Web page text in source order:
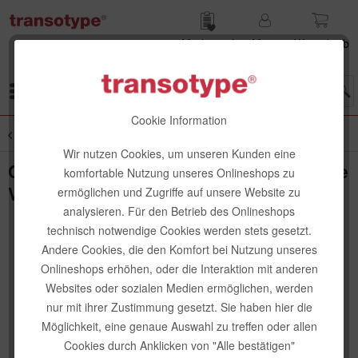
Merk­zettel
Mein
Waren­korb
Cookie Information
Wir nutzen Cookies, um unseren Kunden eine
komfortable Nutzung unseres Onlineshops zu
ermöglichen und Zugriffe auf unsere Website zu
analysieren. Für den Betrieb des Onlineshops
technisch notwendige Cookies werden stets gesetzt.
Andere Cookies, die den Komfort bei Nutzung unseres
Onlineshops erhöhen, oder die Interaktion mit anderen
Websites oder sozialen Medien ermöglichen, werden
nur mit ihrer Zustimmung gesetzt. Sie haben hier die
Möglichkeit, eine genaue Auswahl zu treffen oder allen
Cookies durch Anklicken von "Alle bestätigen"
Copic Buch Ideen Visualisieren, Deutsche
Version